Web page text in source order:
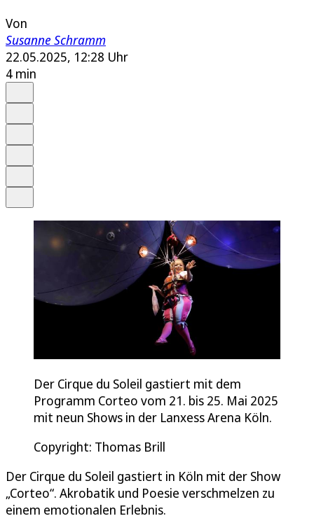
Von
Susanne Schramm
22.05.2025, 12:28 Uhr
4 min
Der Cirque du Soleil gastiert mit dem
Programm Corteo vom 21. bis 25. Mai 2025
mit neun Shows in der Lanxess Arena Köln.
Copyright: Thomas Brill
Der Cirque du Soleil gastiert in Köln mit der Show
„Corteo“. Akrobatik und Poesie verschmelzen zu
einem emotionalen Erlebnis.